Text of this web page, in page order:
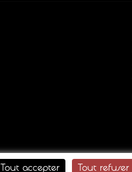
Tout accepter Tout refuser